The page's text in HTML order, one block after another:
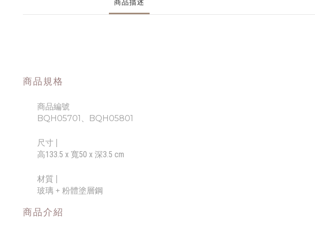
商品描述
商品規格
商品編號
BQH05701、BQH05801
尺寸
高133.5 x 寬50 x 深3.5 cm
材質 |
玻璃 + 粉體塗層鋼
商品介紹